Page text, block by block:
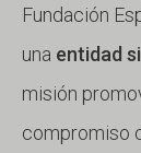
Fundación
una entidad
misión
compromiso